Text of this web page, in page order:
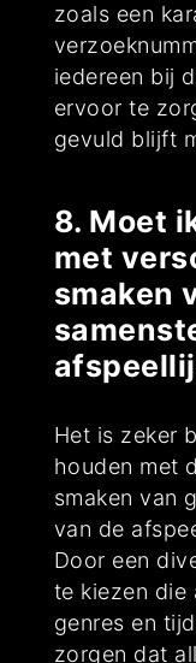
zoals een
iedereen bij
ervoor te
gevuld blijft
8. Moet
met
smaken
Het is zeker
houden met
smaken van
van de
Door een
te kiezen die
genres en
zorgen dat